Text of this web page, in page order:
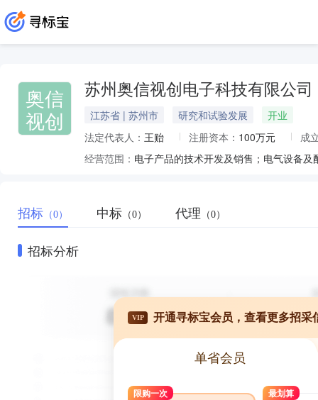
奥信
视创
苏州奥信视创电子科技有限公司
江苏省 | 苏州市 研究和试验发展
开业
法定代表人： 王贻 注册资本： 100万元
成
经营范围：
招标 （0） 中标 （0） 代理 （0）
招标分析
VIP 开通寻标宝会员，查看更多招采
单省会员
限购一次 最划算